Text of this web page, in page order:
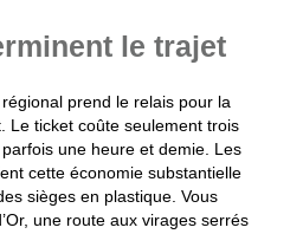
le trajet
prend le relais pour la
Le ticket coûte seulement trois
une heure et demie. Les
cette économie substantielle
sièges en plastique. Vous
une route aux virages serrés